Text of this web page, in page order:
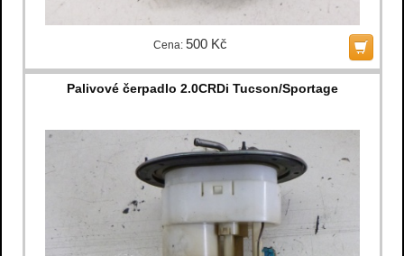
Cena: 500 Kč
Palivové čerpadlo 2.0CRDi Tucson/Sportage